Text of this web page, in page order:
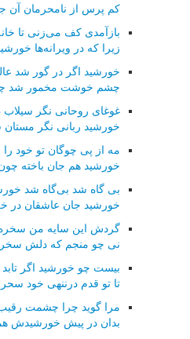
كم پرس از نامحرمان آن
بازآمدی كف می‌زنی تا
زیرا كه در ویرانه‌ها
خورشید اگر در گور شد
چشم خوشت مخمور شد
غوغای روحانی نگر سیلاب
خورشید ربانی نگر
مه از پی چوگان تو خود
خورشید هم جان باخته
بی گاه شد بی‌گاه شد
خورشید جان عاشقان در
گردش این سایه من
نی چو منجم كه دلش
بیست چو خورشید اگر
تا تو قدم درننهی خود
مرا گوید چرا چشمت
بدان در پیش خورشیدش